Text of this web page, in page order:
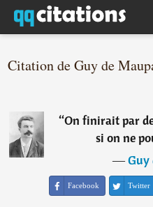
Citation de Guy de
“On finirait par
si on ne
―Guy
Facebook Twitter